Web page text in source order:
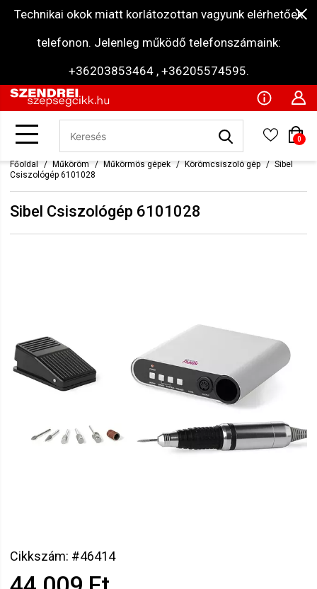
Technikai okok miatt korlátozottan vagyunk elérhetőek
telefonon. Jelenleg működő telefonszámaink:
+36203853464 , +36205574595.
0
Főoldal Műköröm Műkörmös gépek Körömcsiszoló gép
Sibel
Csiszológép 6101028
Sibel Csiszológép 6101028
Cikkszám: #46414